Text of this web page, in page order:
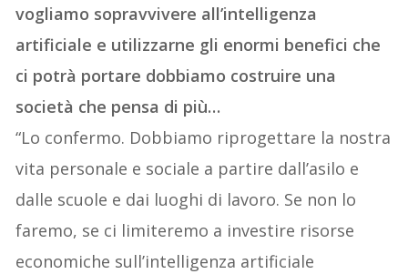
vogliamo sopravvivere all’intelligenza
artificiale e utilizzarne gli enormi benefici che
ci potrà portare dobbiamo costruire una
società che pensa di più…
“Lo confermo. Dobbiamo riprogettare la nostra
vita personale e sociale a partire dall’asilo e
dalle scuole e dai luoghi di lavoro. Se non lo
faremo, se ci limiteremo a investire risorse
economiche sull’intelligenza artificiale